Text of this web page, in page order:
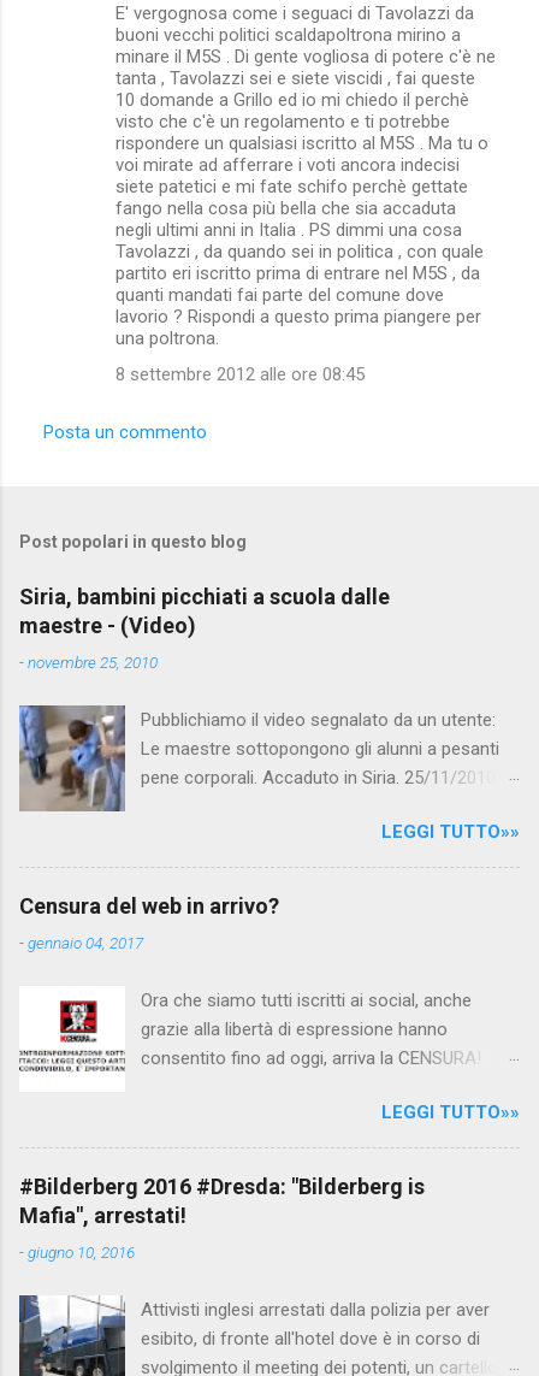
E' vergognosa come i seguaci di Tavolazzi da
buoni vecchi politici scaldapoltrona mirino a
minare il M5S . Di gente vogliosa di potere c'è ne
tanta , Tavolazzi sei e siete viscidi , fai queste
10 domande a Grillo ed io mi chiedo il perchè
visto che c'è un regolamento e ti potrebbe
rispondere un qualsiasi iscritto al M5S . Ma tu o
voi mirate ad afferrare i voti ancora indecisi
siete patetici e mi fate schifo perchè gettate
fango nella cosa più bella che sia accaduta
negli ultimi anni in Italia . PS dimmi una cosa
Tavolazzi , da quando sei in politica , con quale
partito eri iscritto prima di entrare nel M5S , da
quanti mandati fai parte del comune dove
lavorio ? Rispondi a questo prima piangere per
una poltrona.
8 settembre 2012 alle ore 08:45
Posta un commento
Post popolari in questo blog
Siria, bambini picchiati a scuola dalle
maestre - (Video)
-novembre 25, 2010
Pubblichiamo il video segnalato da un utente:
Le maestre sottopongono gli alunni a pesanti
pene corporali. Accaduto in Siria. 25/11/2010
Canale 5 "Forum" si è interessato al caso,
interpellando prontamente l'ambasciata siriana,
per fare luce sulla vicenda: è emerso che il
scuola. LEGGI IL SERVIZIO . staff
nocensura.com Condividi su Facebook
LEGGI TUTTO»»
Censura del web in arrivo?
-gennaio 04, 2017
Ora che siamo tutti iscritti ai social, anche
grazie alla libertà di espressione hanno
consentito fino ad oggi, arriva la CENSURA!
politica rispediti al mittente dai cittadini - perché
censurare avrebbe fatto perdere troppi
consensi ai vari governi - la CENSURA potrebbe
arrivare dall'Antitrust, ovvero l' Autorità garante
governo non c'è più Matteo Renzi ma il buon
Renziloni , controfigura di Renzi messo li per
LEGGI TUTTO»»
#Bilderberg 2016 #Dresda: "Bilderberg is
Mafia", arrestati!
-giugno 10, 2016
Attivisti inglesi arrestati dalla polizia per aver
esibito, di fronte all'hotel dove è in corso di
svolgimento il meeting dei potenti, un cartellone